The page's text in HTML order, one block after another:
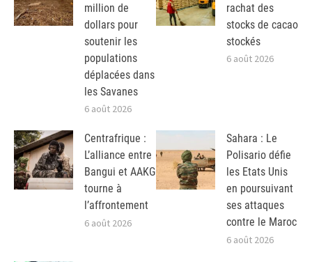
million de
dollars pour
soutenir les
populations
déplacées dans
les Savanes
6 août 2026
rachat des
stocks de cacao
stockés
6 août 2026
Centrafrique :
L’alliance entre
Bangui et AAKG
tourne à
l’affrontement
6 août 2026
Sahara : Le
Polisario défie
les Etats Unis
en poursuivant
ses attaques
contre le Maroc
6 août 2026